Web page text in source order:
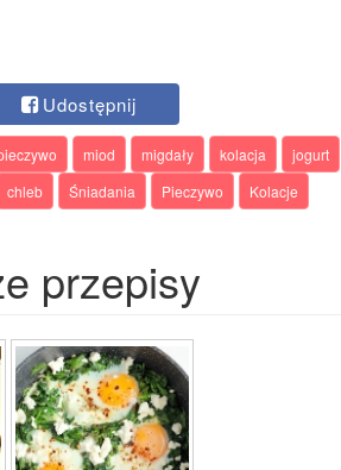
Udostępnij
miod migdały kolacja
jogurt
chleb Śniadania Pieczywo Kolacje
przepisy